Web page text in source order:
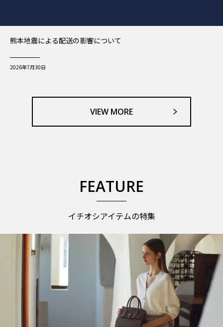
熊本地震による配送の影響について
2026年7月30日
VIEW MORE
FEATURE
イチオシアイテムの特集